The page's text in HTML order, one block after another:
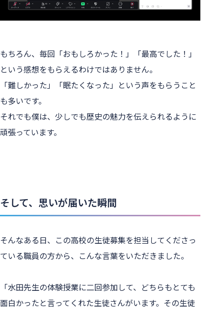
もちろん、毎回「おもしろかった！」「最高でした！」
という感想をもらえるわけではありません。
「難しかった」「眠たくなった」という声をもらうこと
も多いです。
それでも僕は、少しでも歴史の魅力を伝えられるように
頑張っています。
そして、思いが届いた瞬間
そんなある日、この高校の生徒募集を担当してくださっ
ている職員の方から、こんな言葉をいただきました。
「水田先生の体験授業に二回参加して、どちらもとても
面白かったと言ってくれた生徒さんがいます。その生徒